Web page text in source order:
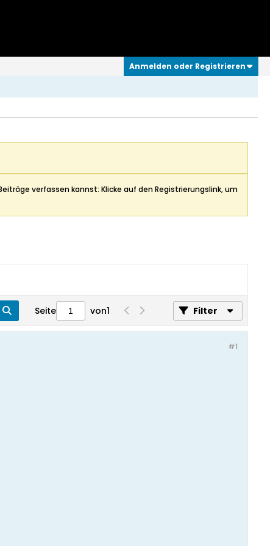
Anmelden oder Registrieren
verfassen kannst: Klicke auf den Registrierungslink, um
Seite von1 Filter
#1